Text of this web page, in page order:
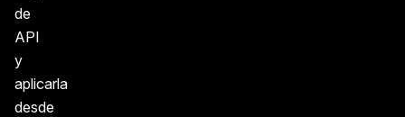
de
API
y
aplicarla
desde